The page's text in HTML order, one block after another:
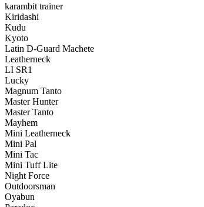
karambit trainer
Kiridashi
Kudu
Kyoto
Latin D-Guard Machete
Leatherneck
LI SR1
Lucky
Magnum Tanto
Master Hunter
Master Tanto
Mayhem
Mini Leatherneck
Mini Pal
Mini Tac
Mini Tuff Lite
Night Force
Outdoorsman
Oyabun